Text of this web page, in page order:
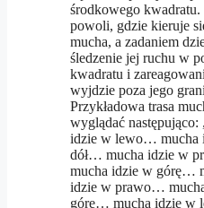
środkowego
powoli, gdzie kieruje
mucha, a zadaniem
śledzenie jej ruchu w
kwadratu i
wyjdzie poza jego
Przykładowa trasa
wyglądać następująco:
idzie w lewo… mucha
dół… mucha idzie w
mucha idzie w górę…
idzie w prawo…
górę… mucha idzie w